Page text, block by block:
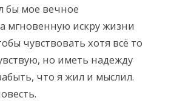
бы мое вечное
мгновенную искру жизни
чувствовать хотя всё то
но иметь надежду
что я жил и мыслил.